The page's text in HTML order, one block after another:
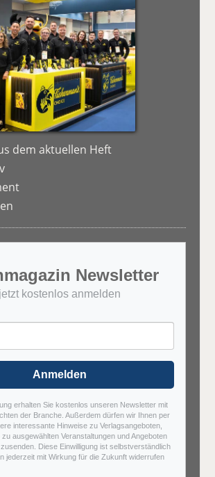
dem aktuellen Heft
Newsletter
jetzt kostenlos anmelden
Anmelden
erhalten Sie kostenlos unseren Newsletter mit
der Branche. Außerdem dürfen wir Ihnen per
interessante Hinweise zu Verlagsangeboten,
ausgewählten Veranstaltungen und Angeboten
Diese Einwilligung ist selbstverständlich
jederzeit mit Wirkung für die Zukunft widerrufen